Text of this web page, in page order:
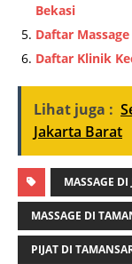
Bekasi
Daftar
Daftar Klinik
Lihat juga :
Jakarta Barat
MASSAGE DI
MASSAGE DI
PIJAT DI